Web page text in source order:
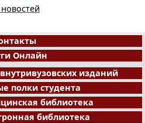
Онлайн
изданий
полки студента
библиотека
библиотека